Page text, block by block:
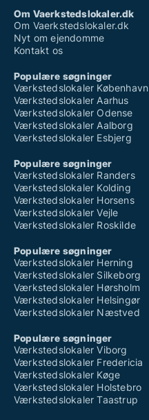
Om Vaerkstedslokaler.dk
Om Vaerkstedslokaler.dk
Nyt om ejendomme
Kontakt os
Populære søgninger
Værkstedslokaler København
Værkstedslokaler Aarhus
Værkstedslokaler Odense
Værkstedslokaler Aalborg
Værkstedslokaler Esbjerg
Populære søgninger
Værkstedslokaler Randers
Værkstedslokaler Kolding
Værkstedslokaler Horsens
Værkstedslokaler Vejle
Værkstedslokaler Roskilde
Populære søgninger
Værkstedslokaler Herning
Værkstedslokaler Silkeborg
Værkstedslokaler Hørsholm
Værkstedslokaler Helsingør
Værkstedslokaler Næstved
Populære søgninger
Værkstedslokaler Viborg
Værkstedslokaler Fredericia
Værkstedslokaler Køge
Værkstedslokaler Holstebro
Værkstedslokaler Taastrup